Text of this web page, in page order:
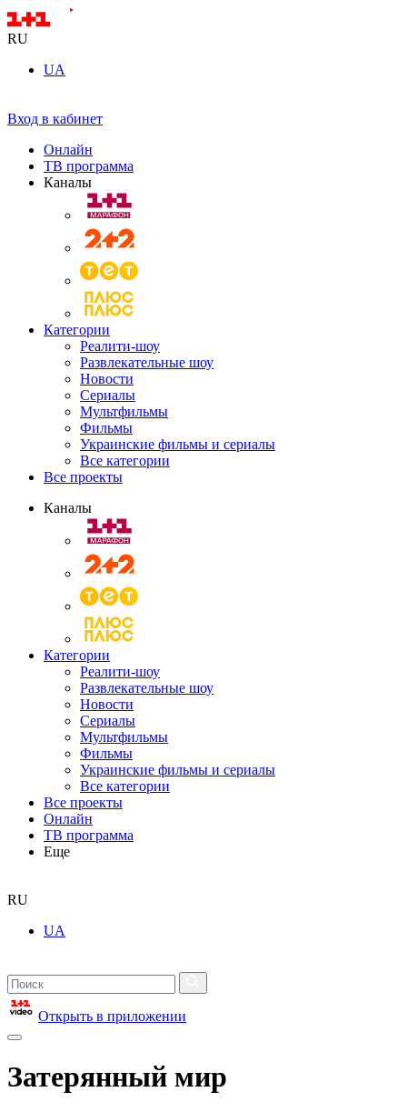
RU
UA
Вход в кабинет
Онлайн
ТВ программа
Каналы
Категории
Реалити-шоу
Развлекательные шоу
Новости
Сериалы
Мультфильмы
Фильмы
Украинские фильмы и сериалы
Все категории
Все проекты
Каналы
Категории
Реалити-шоу
Развлекательные шоу
Новости
Сериалы
Мультфильмы
Фильмы
Украинские фильмы и сериалы
Все категории
Все проекты
Онлайн
ТВ программа
Еще
RU
UA
Открыть в приложении
Затерянный мир